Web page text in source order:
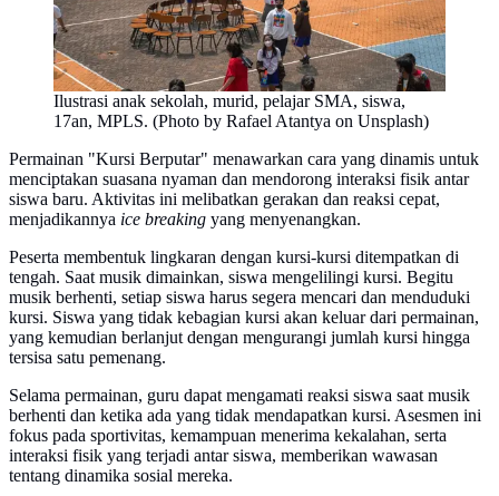
Ilustrasi anak sekolah, murid, pelajar SMA, siswa,
17an, MPLS. (Photo by Rafael Atantya on Unsplash)
Permainan "Kursi Berputar" menawarkan cara yang dinamis untuk
menciptakan suasana nyaman dan mendorong interaksi fisik antar
siswa baru. Aktivitas ini melibatkan gerakan dan reaksi cepat,
menjadikannya ice breaking yang menyenangkan.
Peserta membentuk lingkaran dengan kursi-kursi ditempatkan di
tengah. Saat musik dimainkan, siswa mengelilingi kursi. Begitu
musik berhenti, setiap siswa harus segera mencari dan menduduki
kursi. Siswa yang tidak kebagian kursi akan keluar dari permainan,
yang kemudian berlanjut dengan mengurangi jumlah kursi hingga
tersisa satu pemenang.
Selama permainan, guru dapat mengamati reaksi siswa saat musik
berhenti dan ketika ada yang tidak mendapatkan kursi. Asesmen ini
fokus pada sportivitas, kemampuan menerima kekalahan, serta
interaksi fisik yang terjadi antar siswa, memberikan wawasan
tentang dinamika sosial mereka.